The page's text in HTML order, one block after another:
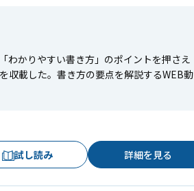
わかりやすい書き方」のポイントを押さえ
収載した。書き方の要点を解説するWEB動
試し読み 詳細を見る